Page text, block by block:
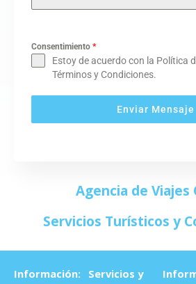
Consentimiento *
Estoy de acuerdo con la Política
Términos y Condiciones.
Enviar Mensaje
Agencia de Viajes
Servicios Turísticos y
Información:
Servicios y